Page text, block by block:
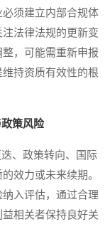
须建立内部合规体
法律法规的更新变
，可能需重新申报
持资质有效性的根
策风险
、政策转向、国际
效力或未来续期。
入评估，通过合理
相关者保持良好关